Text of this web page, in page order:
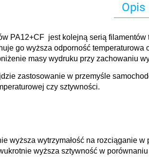
Opis
PA12+CF jest kolejną serią filamentów
go wyższa odporność
masy wydruku przy zachowaniu
zastosowanie w przemyśle
czy sztywności.
wyższa wytrzymałość na rozciąganie
wyższa sztywność w